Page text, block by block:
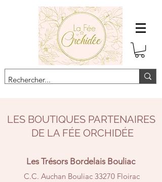
LES BOUTIQUES PARTENAIRES
DE LA FÉE ORCHIDÉE
Les Trésors Bordelais Bouliac
C.C. Auchan Bouliac 33270 Floirac